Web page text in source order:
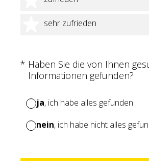
sehr zufrieden
5 Sterne
* Haben Sie die von Ihnen
Informationen gefunden?
(Erforderlich.)
ja, ich habe alles gefunden
nein, ich habe nicht alles